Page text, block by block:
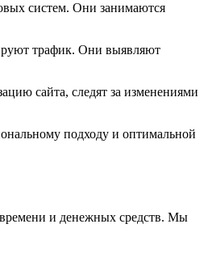
систем. Они занимаются
трафик. Они выявляют
сайта, следят за изменениями
подходу и оптимальной
и денежных средств. Мы